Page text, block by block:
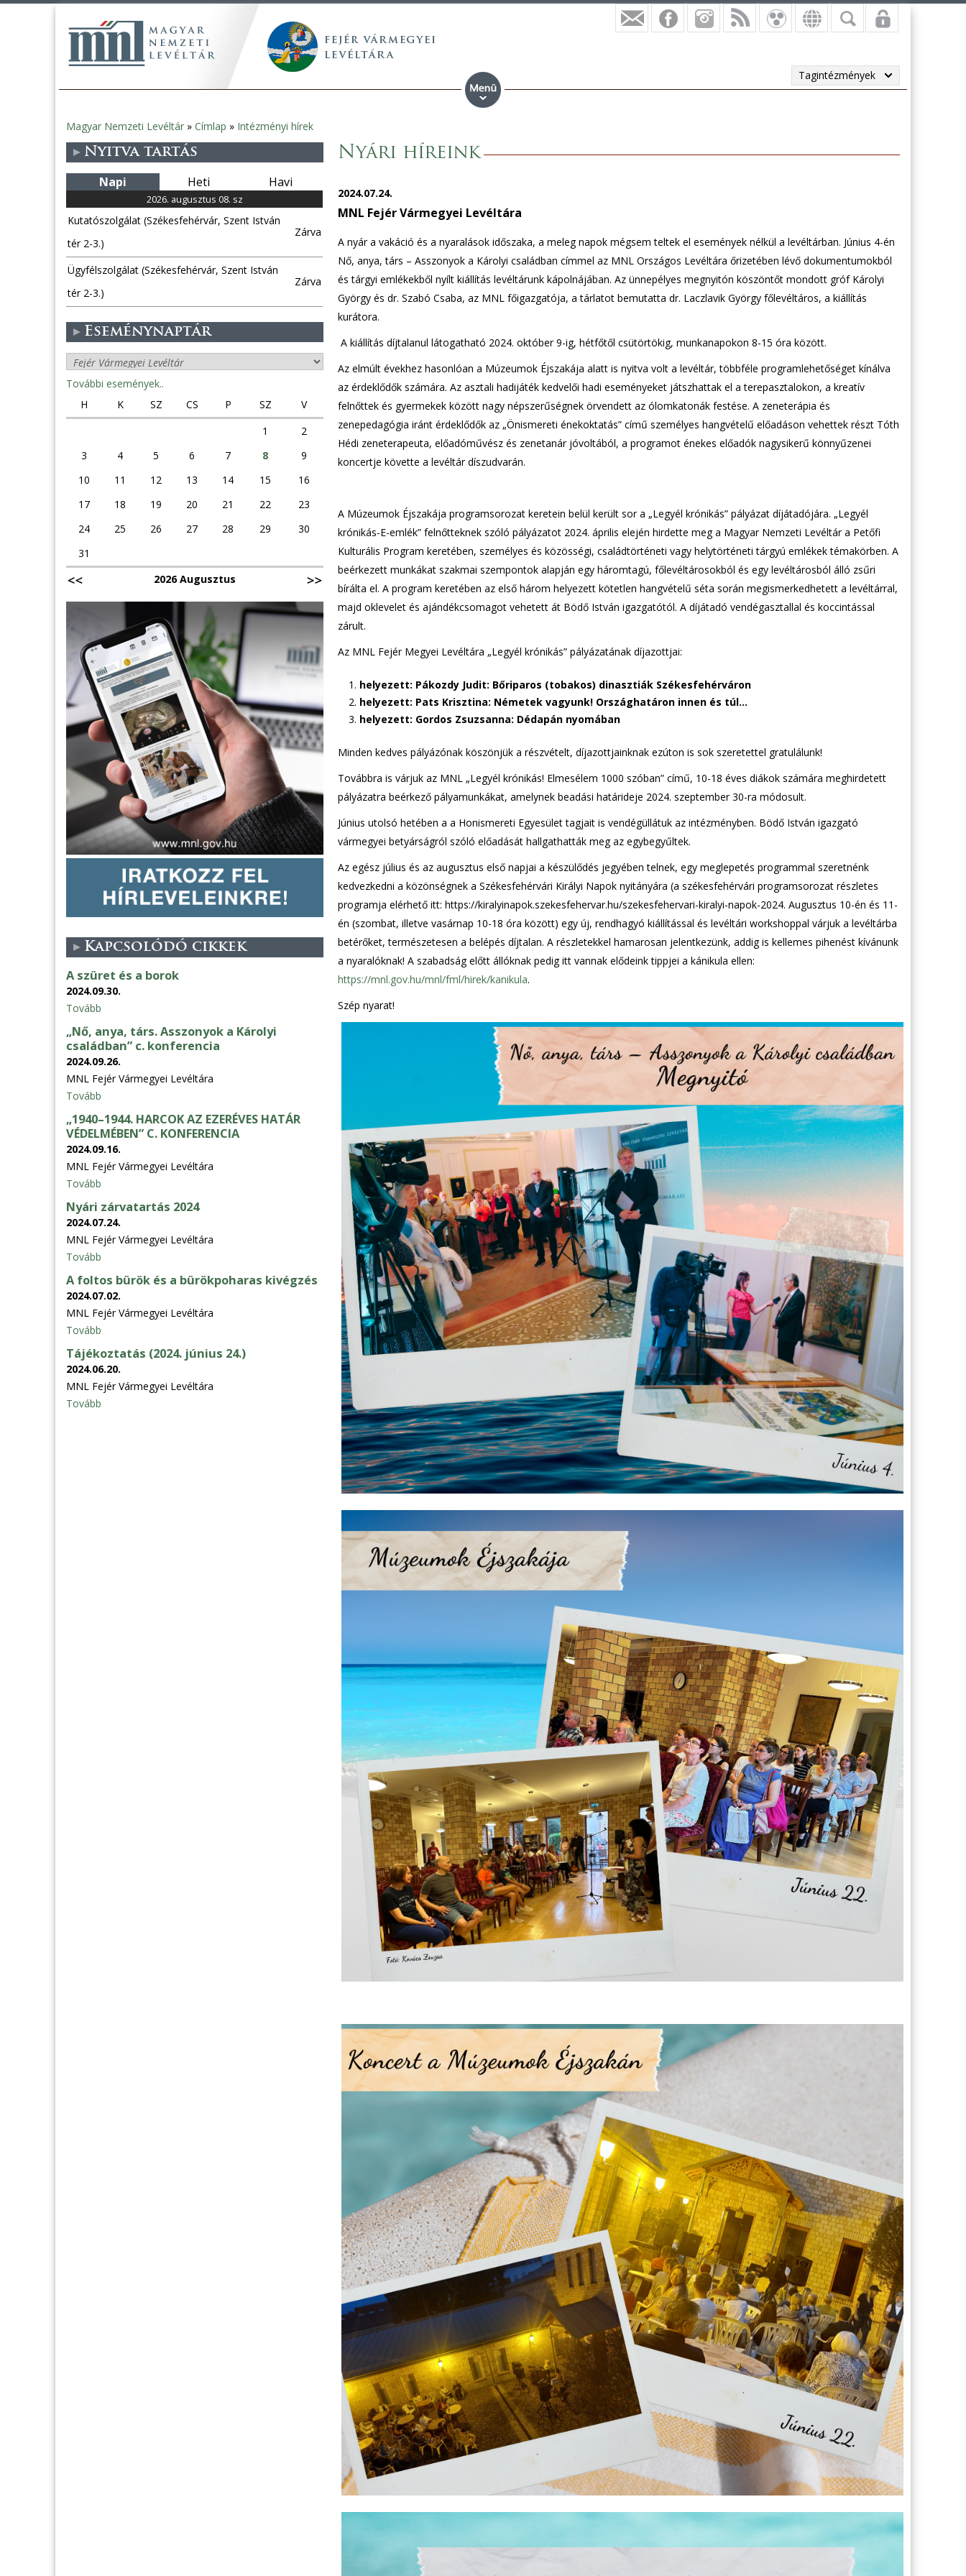
Tagintézmények
Jelenlegi
hely
Magyar Nemzeti Levéltár » Címlap » Intézményi hírek
Nyári híreink
2024.07.24.
MNL Fejér Vármegyei Levéltára
A nyár a vakáció és a nyaralások időszaka, a meleg napok mégsem teltek el események nélkül a levéltárban. Június 4-én
Nő, anya, társ – Asszonyok a Károlyi családban címmel az MNL Országos Levéltára őrizetében lévő dokumentumokból
és tárgyi emlékekből nyílt kiállítás levéltárunk kápolnájában. Az ünnepélyes megnyitón köszöntőt mondott gróf Károlyi
György és dr. Szabó Csaba, az MNL főigazgatója, a tárlatot bemutatta dr. Laczlavik György főlevéltáros, a kiállítás
kurátora.
A kiállítás díjtalanul látogatható 2024. október 9-ig, hétfőtől csütörtökig, munkanapokon 8-15 óra között.
Az elmúlt évekhez hasonlóan a Múzeumok Éjszakája alatt is nyitva volt a levéltár, többféle programlehetőséget kínálva
az érdeklődők számára. Az asztali hadijáték kedvelői hadi eseményeket játszhattak el a terepasztalokon, a kreatív
felnőttek és gyermekek között nagy népszerűségnek örvendett az ólomkatonák festése. A zeneterápia és
zenepedagógia iránt érdeklődők az „Önismereti énekoktatás” című személyes hangvételű előadáson vehettek részt Tóth
Hédi zeneterapeuta, előadóművész és zenetanár jóvoltából, a programot énekes előadók nagysikerű könnyűzenei
koncertje követte a levéltár díszudvarán.
A Múzeumok Éjszakája programsorozat keretein belül került sor a „Legyél krónikás” pályázat díjátadójára. „Legyél
krónikás-E-emlék” felnőtteknek szóló pályázatot 2024. április elején hirdette meg a Magyar Nemzeti Levéltár a Petőfi
Kulturális Program keretében, személyes és közösségi, családtörténeti vagy helytörténeti tárgyú emlékek témakörben. A
beérkezett munkákat szakmai szempontok alapján egy háromtagú, főlevéltárosokból és egy levéltárosból álló zsűri
bírálta el. A program keretében az első három helyezett kötetlen hangvételű séta során megismerkedhetett a levéltárral,
majd oklevelet és ajándékcsomagot vehetett át Bödő István igazgatótól. A díjátadó vendégasztallal és koccintással
zárult.
Az MNL Fejér Megyei Levéltára „Legyél krónikás” pályázatának díjazottjai:
helyezett: Pákozdy Judit: Bőriparos (tobakos) dinasztiák Székesfehérváron
helyezett: Pats Krisztina: Németek vagyunk! Országhatáron innen és túl…
helyezett: Gordos Zsuzsanna: Dédapán nyomában
Minden kedves pályázónak köszönjük a részvételt, díjazottjainknak ezúton is sok szeretettel gratulálunk!
Továbbra is várjuk az MNL „Legyél krónikás! Elmesélem 1000 szóban” című, 10-18 éves diákok számára meghirdetett
pályázatra beérkező pályamunkákat, amelynek beadási határideje 2024. szeptember 30-ra módosult.
Június utolsó hetében a a Honismereti Egyesület tagjait is vendégüllátuk az intézményben. Bödő István igazgató
vármegyei betyárságról szóló előadását hallgathatták meg az egybegyűltek.
Az egész július és az augusztus első napjai a készülődés jegyében telnek, egy meglepetés programmal szeretnénk
kedvezkedni a közönségnek a Székesfehérvári Királyi Napok nyitányára (a székesfehérvári programsorozat részletes
programja elérhető itt: https://kiralyinapok.szekesfehervar.hu/szekesfehervari-kiralyi-napok-2024. Augusztus 10-én és 11-
én (szombat, illetve vasárnap 10-18 óra között) egy új, rendhagyó kiállítással és levéltári workshoppal várjuk a levéltárba
betérőket, természetesen a belépés díjtalan. A részletekkel hamarosan jelentkezünk, addig is kellemes pihenést kívánunk
a nyaralóknak! A szabadság előtt állóknak pedig itt vannak elődeink tippjei a kánikula ellen:
https://mnl.gov.hu/mnl/fml/hirek/kanikula.
Szép nyarat!
Nyitva tartás
Napi Heti Havi
2026. augusztus 08. sz
Kutatószolgálat (Székesfehérvár, Szent István
tér 2-3.)
Zárva
Ügyfélszolgálat (Székesfehérvár, Szent István
tér 2-3.)
Zárva
Eseménynaptár
További események..
H
K SZ CS P SZ
V
1
2
3
4 5 6 7 8
9
10
11 12 13 14 15
16
17
18 19 20 21 22
23
24
25 26 27 28 29
30
31
2026 Augusztus
Kapcsolódó cikkek
A szüret és a borok
2024.09.30.
Tovább
„Nő, anya, társ. Asszonyok a Károlyi
családban” c. konferencia
2024.09.26.
MNL Fejér Vármegyei Levéltára
Tovább
„1940–1944. HARCOK AZ EZERÉVES HATÁR
VÉDELMÉBEN” C. KONFERENCIA
2024.09.16.
MNL Fejér Vármegyei Levéltára
Tovább
Nyári zárvatartás 2024
2024.07.24.
MNL Fejér Vármegyei Levéltára
Tovább
A foltos bürök és a bürökpoharas kivégzés
2024.07.02.
MNL Fejér Vármegyei Levéltára
Tovább
Tájékoztatás (2024. június 24.)
2024.06.20.
MNL Fejér Vármegyei Levéltára
Tovább